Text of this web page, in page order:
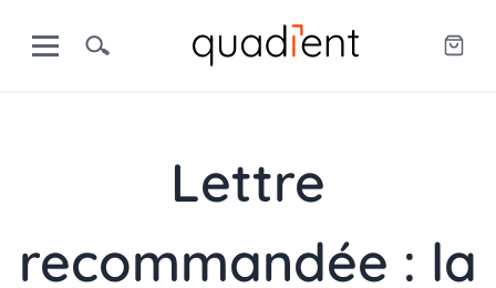
Lettre
recommandée : la